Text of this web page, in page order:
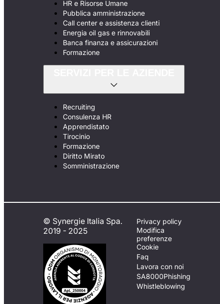
HR e Risorse Umane
Pubblica amministrazione
Call center e assistenza clienti
Energia oil gas e rinnovabili
Banca finanza e assicurazioni
Formazione
Recruiting
Consulenza HR
Apprendistato
Tirocinio
Formazione
Diritto Mirato
Somministrazione
© Synergie Italia Spa.
2019 - 2025
Privacy policy
Modifica
preferenze
Cookie
Faq
Lavora con noi
SA8000Phishing
Whistleblowing